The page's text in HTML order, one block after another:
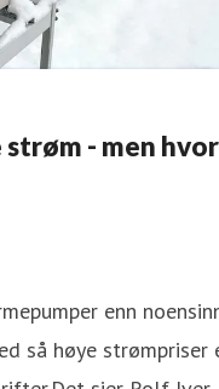
- men hvor
enn
så høye strømpriser